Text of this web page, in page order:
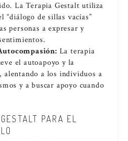
La Terapia Gestalt utiliza
“diálogo de sillas vacías”
personas a expresar y
La terapia
el autoapoyo y la
alentando a los individuos a
y a buscar apoyo cuando
PARA EL